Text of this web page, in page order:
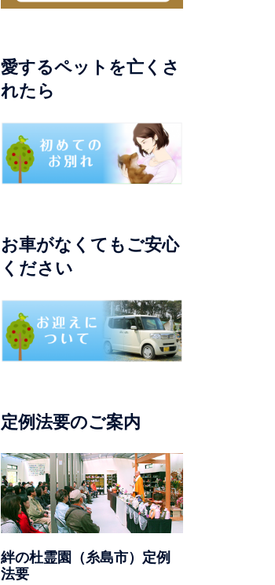
愛するペットを亡くさ
れたら
お車がなくてもご安心
ください
定例法要のご案内
絆の杜霊園（糸島市）定例
法要